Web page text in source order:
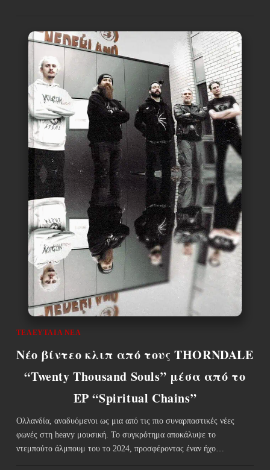
ΤΕΛΕΥΤΑΊΑ ΝΈΑ
Nέο βίντεο κλιπ από τους THORNDALE
“Twenty Thousand Souls” μέσα από το
EP “Spiritual Chains”
Ολλανδία, αναδυόμενοι ως μια από τις πιο συναρπαστικές νέες
φωνές στη heavy μουσική. Το συγκρότημα αποκάλυψε το
ντεμπούτο άλμπουμ του το 2024, προσφέροντας έναν ήχο…